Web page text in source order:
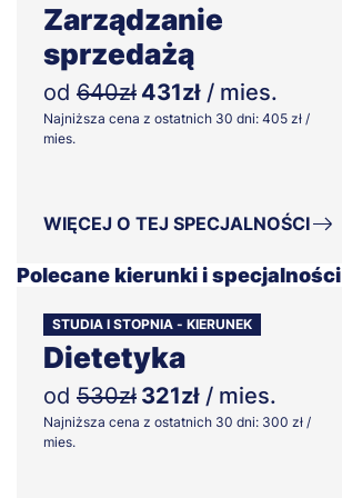
Zarządzanie
sprzedażą
od 640zł 431zł / mies.
Najniższa cena z ostatnich 30 dni: 405 zł /
mies.
WIĘCEJ O TEJ SPECJALNOŚCI
Polecane kierunki i specjalności
STUDIA I STOPNIA - KIERUNEK
Dietetyka
od 530zł 321zł / mies.
Najniższa cena z ostatnich 30 dni: 300 zł /
mies.